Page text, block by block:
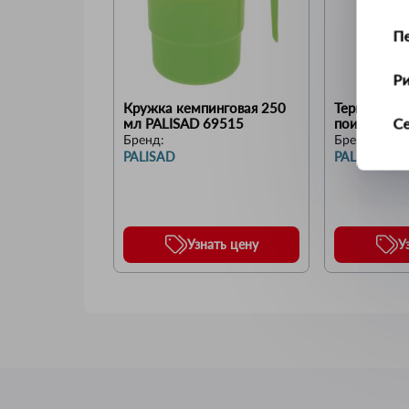
Кружка кемпинговая 250
мл PALISAD 69515
Бренд:
PALISAD
Узнать цену
поилкой,
69531
Бренд:
PALISAD